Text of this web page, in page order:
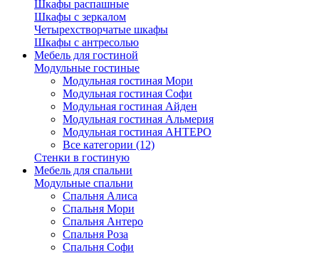
Шкафы распашные
Шкафы с зеркалом
Четырехстворчатые шкафы
Шкафы с антресолью
Мебель для гостиной
Модульные гостиные
Модульная гостиная Мори
Модульная гостиная Софи
Модульная гостиная Айден
Модульная гостиная Альмерия
Модульная гостиная АНТЕРО
Все категории (12)
Стенки в гостиную
Мебель для спальни
Модульные спальни
Спальня Алиса
Спальня Мори
Спальня Антеро
Спальня Роза
Спальня Софи